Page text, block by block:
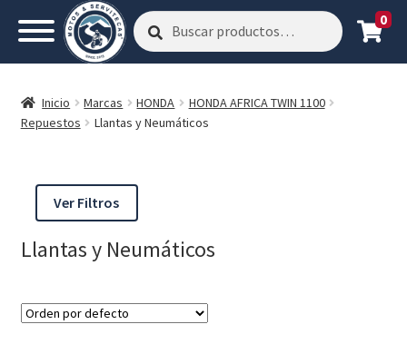
Buscar
por:
Buscar 0
Inicio Marcas HONDA
HONDA AFRICA TWIN 1100
Repuestos
Llantas y Neumáticos
Ver Filtros
Llantas y Neumáticos